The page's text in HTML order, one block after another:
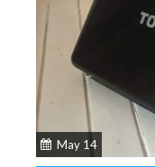
May 14